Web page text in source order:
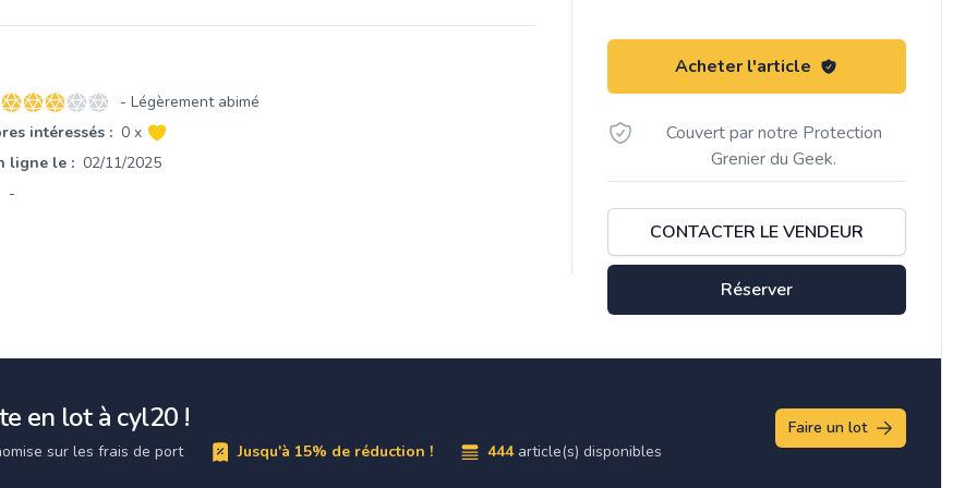
Acheter l'article
Couvert par notre Protection
Grenier du Geek.
CONTACTER LE VENDEUR
Réserver
3 sur 5 étoiles
- Légèrement abimé
intéressés : 0 x
ligne le : 02/11/2025
-
en lot à cyl20 !
sur les frais de port Jusqu'à 15% de réduction ! 444 article(s) disponibles
Faire un lot